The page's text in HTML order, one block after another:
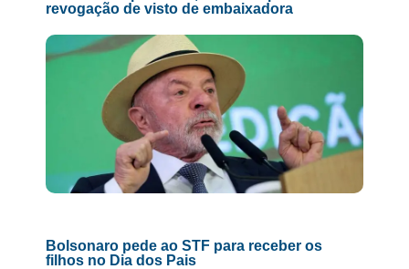
revogação de visto de embaixadora
Bolsonaro pede ao STF para receber os
filhos no Dia dos Pais